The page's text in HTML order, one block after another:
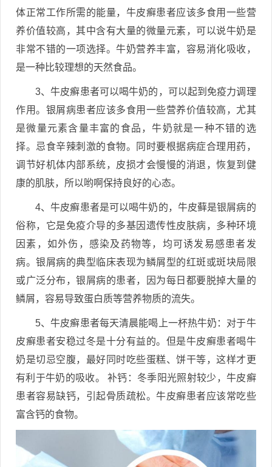
体正常工作所需的能量，牛皮癣患者应该多食用一些营
养价值较高，其中含有大量的微量元素，可以说牛奶是
非常不错的一项选择。牛奶营养丰富，容易消化吸收，
是一种比较理想的天然食品。
3、牛皮癣患者可以喝牛奶的，可以起到免疫力调理
作用。银屑病患者应该多食用一些营养价值较高，尤其
是微量元素含量丰富的食品，牛奶就是一种不错的选
择。忌食辛辣刺激的食物。同时要根据病症合理用药，
调节好机体内部系统，皮损才会慢慢的消退，恢复到健
康的肌肤，所以哟啊保持良好的心态。
4、牛皮癣患者是可以喝牛奶的，牛皮藓是银屑病的
俗称，它是免疫介导的多基因遗传性皮肤病，多种环境
因素，如外伤，感染及药物等，均可诱发易感患者发
病。银屑病的典型临床表现为鳞屑型的红斑或斑块局限
或广泛分布，银屑病的患者，因为每日都要脱掉大量的
鳞屑，容易导致蛋白质等营养物质的流失。
5、牛皮癣患者每天清晨能喝上一杯热牛奶：对于牛
皮癣患者安稳过冬是十分有益的。但是牛皮癣患者喝牛
奶是切忌空腹，最好同时吃些蛋糕、饼干等，这样才更
有利于牛奶的吸收。 补钙：冬季阳光照射较少，牛皮癣
患者容易缺钙，引起骨质疏松。牛皮癣患者应该常吃些
富含钙的食物。